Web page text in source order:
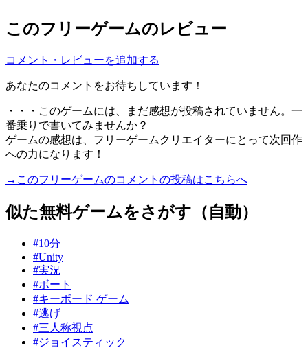
このフリーゲームのレビュー
コメント・レビューを追加する
あなたのコメントをお待ちしています！
・・・このゲームには、まだ感想が投稿されていません。一
番乗りで書いてみませんか？
ゲームの感想は、フリーゲームクリエイターにとって次回作
への力になります！
→このフリーゲームのコメントの投稿はこちらへ
似た無料ゲームをさがす（自動）
#10分
#Unity
#実況
#ボート
#キーボード ゲーム
#逃げ
#三人称視点
#ジョイスティック